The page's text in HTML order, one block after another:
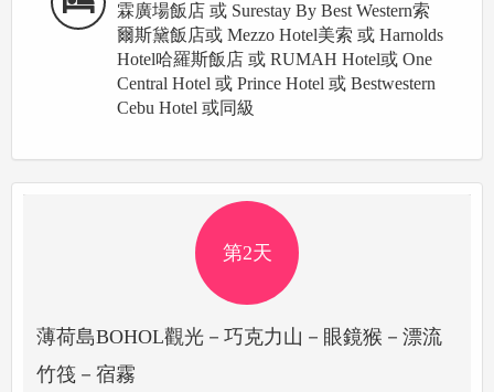
霖廣場飯店 或 Surestay By Best Western索
爾斯黛飯店或 Mezzo Hotel美索 或 Harnolds
Hotel哈羅斯飯店 或 RUMAH Hotel或 One
Central Hotel 或 Prince Hotel 或 Bestwestern
Cebu Hotel 或同級
第2天
薄荷島BOHOL觀光－巧克力山－眼鏡猴－漂流
竹筏－宿霧